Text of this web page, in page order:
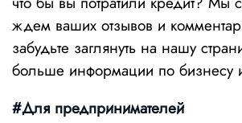
ждем ваших отзывов и
забудьте заглянуть на нашу
больше информации по бизнесу
#Для предпринимателей